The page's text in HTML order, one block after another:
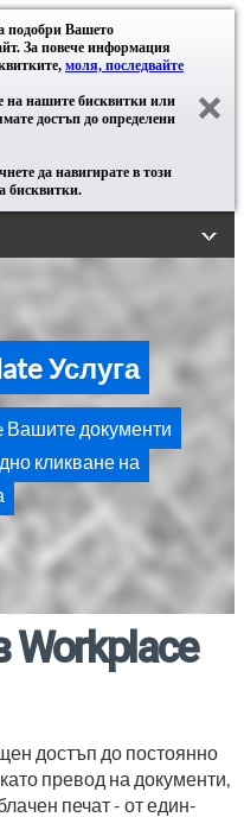
подобри Вашето
За повече информация
моля, последвайте
на нашите бисквитки или
достъп до определени
да навигирате в този
бисквитки.
Услуга
Вашите документи
кликване на
достъп до постоянно
превод на документи,
печат - от един-